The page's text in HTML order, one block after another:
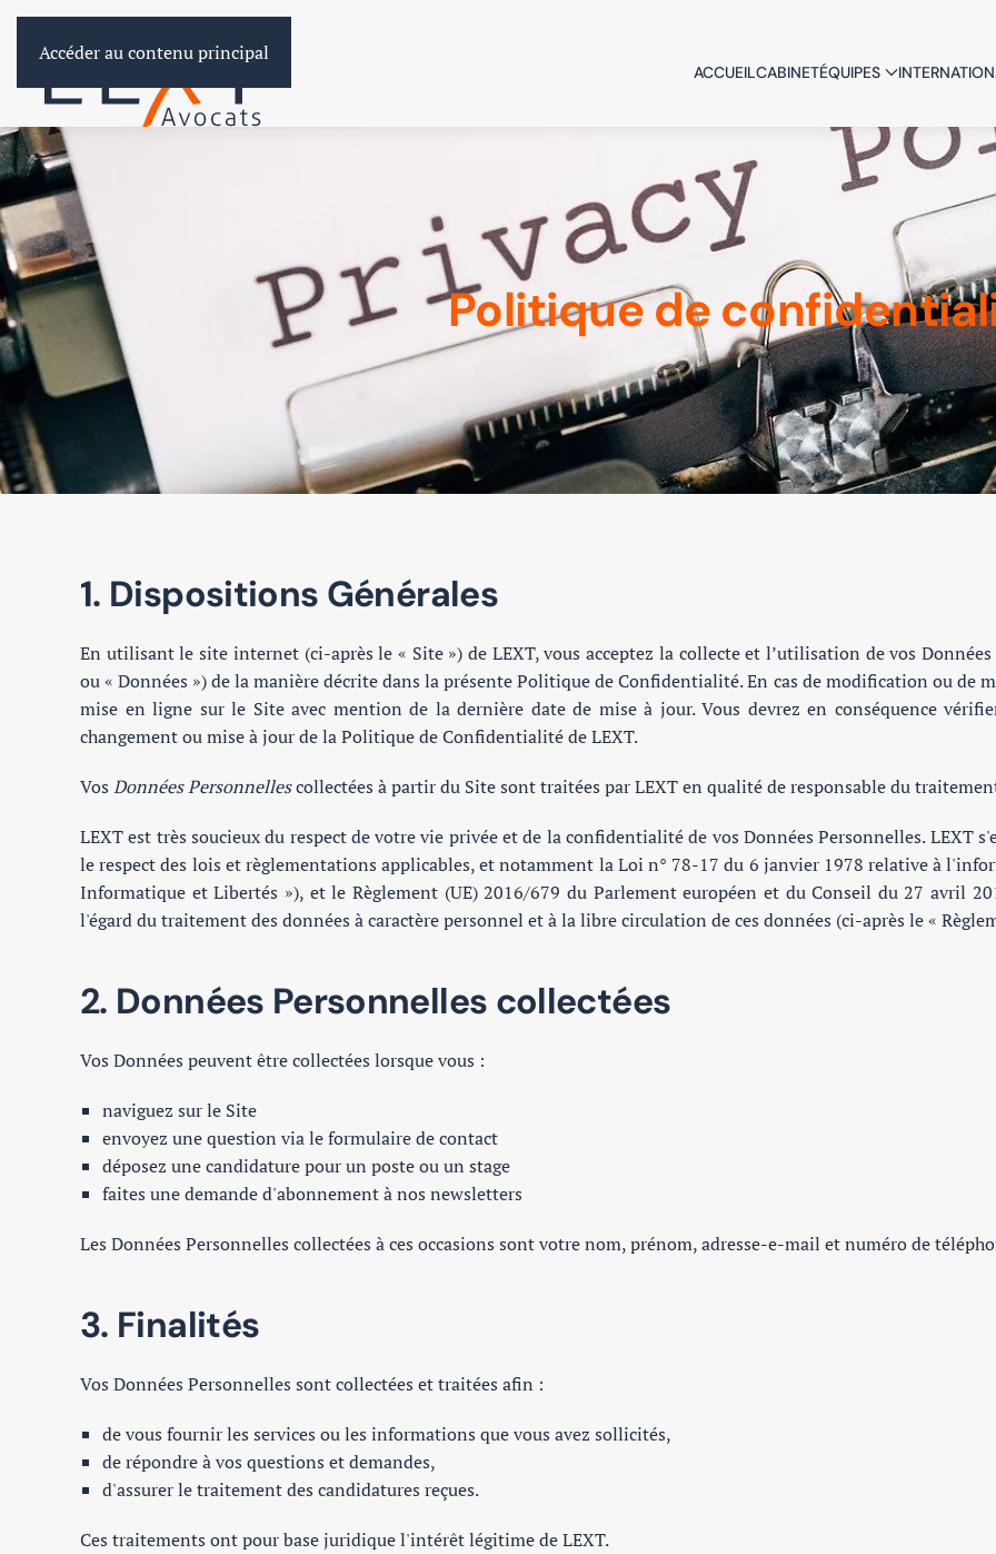
Accéder au contenu principal
ACCUEILCABINETÉQUIPES
Politique de
1. Dispositions Générales
En utilisant le site internet (ci-après le « Site ») de LEXT, vous acceptez la collecte et l’utilisation de vos
ou « Données ») de la manière décrite dans la présente Politique de Confidentialité. En cas de modification ou de
mise en ligne sur le Site avec mention de la dernière date de mise à jour. Vous devrez en conséquence
changement ou mise à jour de la Politique de Confidentialité de LEXT.
Vos Données Personnellescollectées à partir du Site sont traitées par LEXT en qualité de responsable du
LEXT est très soucieux du respect de votre vie privée et de la confidentialité de vos Données Personnelles. LEXT
le respect des lois et règlementations applicables, et notamment la Loi n° 78-17 du 6 janvier 1978 relative à
Informatique et Libertés »), et le Règlement (UE) 2016/679 du Parlement européen et du Conseil du 27 avril
l'égard du traitement des données à caractère personnel et à la libre circulation de ces données (ci-après le «
2. Données Personnelles collectées
Vos Données peuvent être collectées lorsque vous :
naviguez sur le Site
envoyez une question via le formulaire de contact
déposez une candidature pour un poste ou un stage
faites une demande d'abonnement à nos newsletters
Les Données Personnelles collectées à ces occasions sont votre nom, prénom, adresse-e-mail et numéro de
3. Finalités
Vos Données Personnelles sont collectées et traitées afin :
de vous fournir les services ou les informations que vous avez sollicités,
de répondre à vos questions et demandes,
d'assurer le traitement des candidatures reçues.
Ces traitements ont pour base juridique l'intérêt légitime de LEXT.